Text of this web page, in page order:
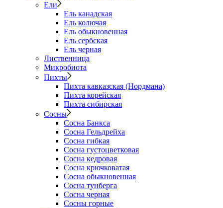
Ели
Ель канадская
Ель колючая
Ель обыкновенная
Ель сербская
Ель черная
Лиственница
Микробиота
Пихты
Пихта кавказская (Нордмана)
Пихта корейская
Пихта сибирская
Сосны
Сосна Банкса
Сосна Гельдрейха
Сосна гибкая
Сосна густоцветковая
Сосна кедровая
Сосна крючковатая
Сосна обыкновенная
Сосна тунберга
Сосна черная
Сосны горные